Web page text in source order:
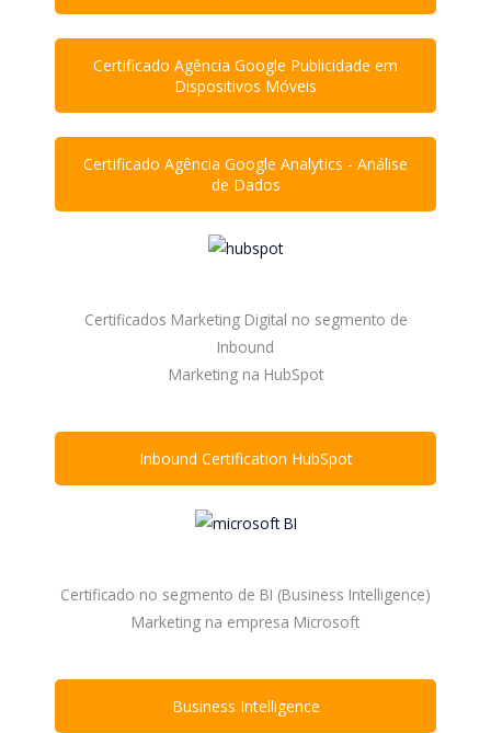
Certificado Agência Google Publicidade em
Dispositivos Móveis
Certificado Agência Google Analytics - Análise
de Dados
Certificados Marketing Digital no segmento de
Inbound
Marketing na HubSpot
Inbound Certification HubSpot
Certificado no segmento de BI (Business Intelligence)
Marketing na empresa Microsoft
Business Intelligence